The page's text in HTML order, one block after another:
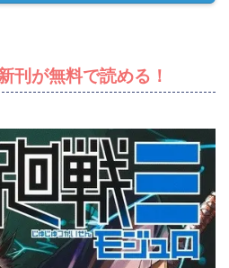
が無料で読める！